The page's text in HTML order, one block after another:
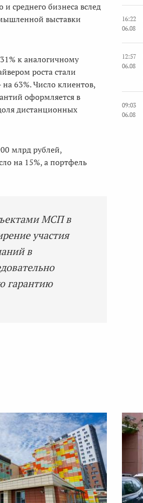
среднего бизнеса вслед
выставки
к аналогичному
роста стали
63%. Число клиентов,
оформляется в
дистанционных
млрд рублей,
на 15%, а портфель
МСП в
участия
в
гарантию
16:22
06.08
12:57
06.08
09:03
06.08